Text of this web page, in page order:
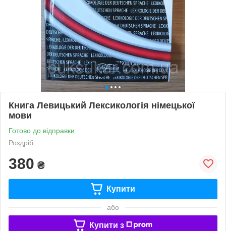
Книга Левицький Лексикологія німецької
мови
Готово до відправки
Роздріб
380 ₴
Купити
або
Купити з